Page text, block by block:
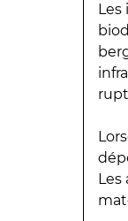
Les
Les